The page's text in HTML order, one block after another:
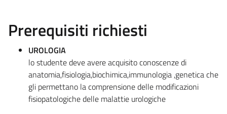
Prerequisiti richiesti
UROLOGIA
lo studente deve avere acquisito conoscenze di
anatomia,fisiologia,biochimica,immunologia ,genetica che
gli permettano la comprensione delle modificazioni
fisiopatologiche delle malattie urologiche